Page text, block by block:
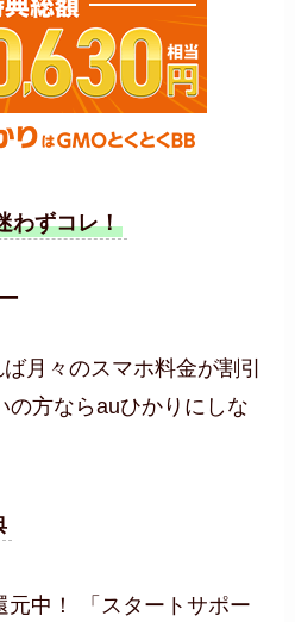
わずコレ！
月々のスマホ料金が割引
の方ならauひかりにしな
中！ 「スタートサポー